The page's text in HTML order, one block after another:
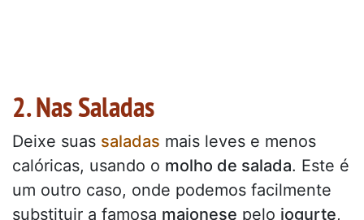
2. Nas Saladas
Deixe suas saladas mais leves e menos
calóricas, usando o molho de salada. Este é
um outro caso, onde podemos facilmente
substituir a famosa maionese pelo iogurte,